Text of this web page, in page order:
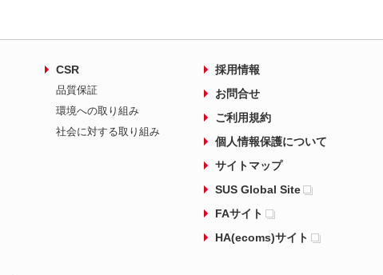
CSR
品質保証
環境への取り組み
社会に対する取り組み
採用情報
お問合せ
ご利用規約
個人情報保護について
サイトマップ
SUS Global Site
FAサイト
HA(ecoms)サイト